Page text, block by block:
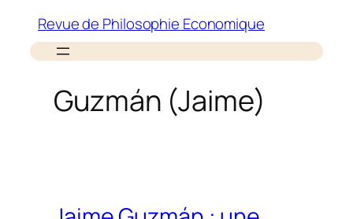
contenu
Revue de Philosophie Economique
Guzmán (Jaime)